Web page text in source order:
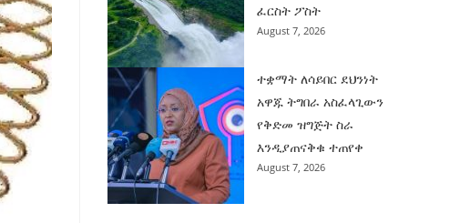
ፈርስት ፖስት
August 7, 2026
ተቋማት ለሳይበር ደህንነት
አዋጁ ትግበራ አስፈላጊውን
የቅድመ ዝግጅት ስራ
እንዲያጠናቅቁ ተጠየቀ
August 7, 2026